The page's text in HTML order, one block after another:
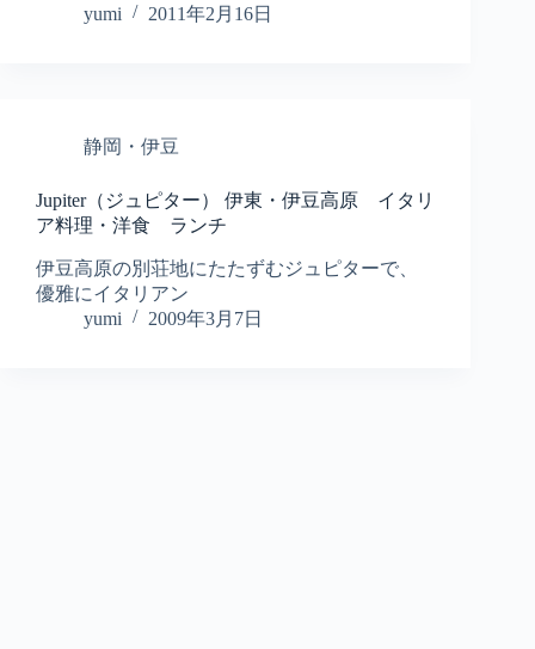
yumi
2011年2月16日
静岡・伊豆
Jupiter（ジュピター） 伊東・伊豆高原 イタリ
ア料理・洋食 ランチ
伊豆高原の別荘地にたたずむジュピターで、
優雅にイタリアン
yumi
2009年3月7日